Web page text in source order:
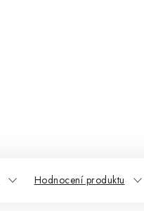
Hodnocení produktu